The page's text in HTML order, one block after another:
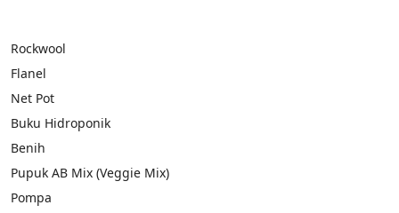
Rockwool
Flanel
Net Pot
Buku Hidroponik
Benih
Pupuk AB Mix (Veggie Mix)
Pompa